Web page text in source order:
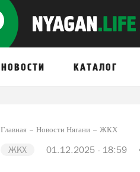
НОВОСТИ КАТАЛОГ
Главная Новости Нягани ЖКХ
ЖКХ 01.12.2025 - 18:59